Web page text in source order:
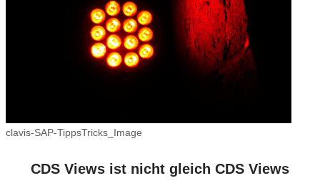
clavis-SAP-TippsTricks_Image
CDS Views ist nicht gleich CDS Views